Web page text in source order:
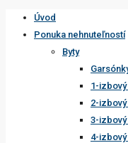
Úvod
Ponuka nehnuteľností
Byty
1-
2-
3-izbový
4-